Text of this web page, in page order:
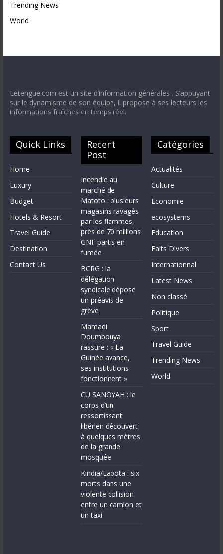
Trending News
World
Letengue.com est un site d’information générales . S’appuyant
sur le dynamisme de son équipe, il propose à ses lecteurs les
informations fraîches en temps réel.
Quick Links
Home
Luxury
Budget
Hotels & Resort
Travel Guide
Destination
Contact Us
Recent
Post
Incendie au
marché de
Matoto : plusieurs
magasins ravagés
par les flammes,
près de 70 millions
GNF partis en
fumée
BCRG : la
délégation
syndicale dépose
un préavis de
grève
Mamadi
Doumbouya
rassure : « La
Guinée avance,
ses institutions
fonctionnent »
CU SANOYAH : le
corps d’un
ressortissant
libérien découvert
à quelques mètres
de la grande
mosquée
Kindia/Labota : six
morts dans une
violente collision
entre un camion et
un taxi
Catégories
Actualités
Culture
Economie
ecosystems
Education
Faits Divers
Internationnal
Latest News
Non classé
Politique
Sport
Travel Guide
Trending News
World